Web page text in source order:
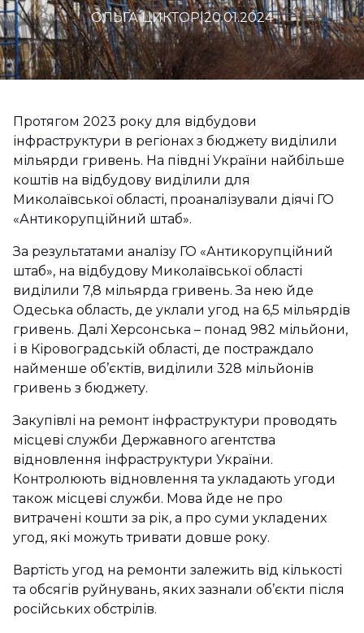
ОЛЬГА ЦИКТОР|20.01.2024
Протягом 2023 року для відбудови
інфраструктури в регіонах з бюджету виділили
мільярди гривень. На півдні України найбільше
коштів на відбудову виділили для
Миколаївської області, проаналізували діячі ГО
«Антикорупційний штаб».
За результатами аналізу ГО «Антикорупційний
штаб», на відбудову Миколаївської області
виділили 7,8 мільярда гривень. За нею йде
Одеська область, де уклали угод на 6,5 мільярдів
гривень. Далі Херсонська – понад 982 мільйони,
і в Кіровоградській області, де постраждало
найменше об’єктів, виділили 328 мільйонів
гривень з бюджету.
Закупівлі на ремонт інфраструктури проводять
місцеві служби Державного агентства
відновлення інфраструктури України.
Контролюють відновлення та укладають угоди
також місцеві служби. Мова йде не про
витрачені кошти за рік, а про суми укладених
угод, які можуть тривати довше року.
Вартість угод на ремонти залежить від кількості
та обсягів руйнувань, яких зазнали об’єкти після
російських обстрілів.